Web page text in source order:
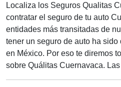
Localiza los Seguros Qualitas
contratar el seguro de tu auto
entidades más transitadas de
tener un seguro de auto ha
en México. Por eso te diremos
sobre Quálitas Cuernavaca.